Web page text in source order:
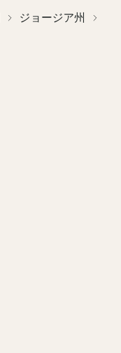
ジョージア州